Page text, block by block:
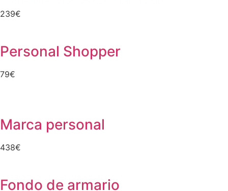
239€
Personal Shopper
79€
Marca personal
438€
Fondo de armario